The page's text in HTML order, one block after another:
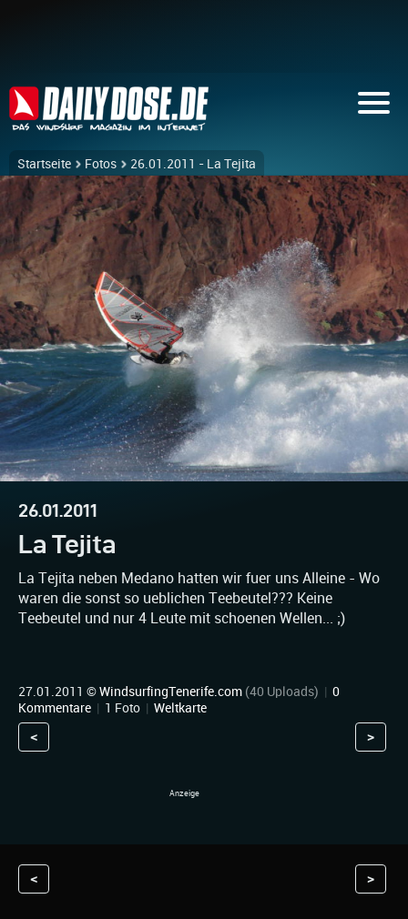
Startseite Fotos 26.01.2011 - La Tejita
26.01.2011
La Tejita
La Tejita neben Medano hatten wir fuer uns Alleine - Wo
waren die sonst so ueblichen Teebeutel??? Keine
Teebeutel und nur 4 Leute mit schoenen Wellen... ;)
27.01.2011 ©WindsurfingTenerife.com (40 Uploads) | 0
Kommentare | 1 Foto | Weltkarte
< >
< >